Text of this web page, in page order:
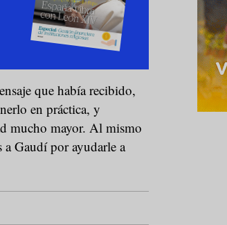
que había recibido,
en práctica, y
mucho mayor. Al mismo
a Gaudí por ayudarle a